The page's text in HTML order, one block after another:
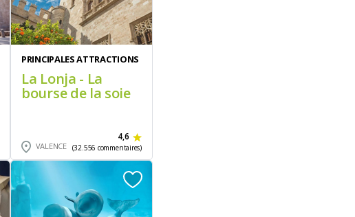
PRINCIPALES ATTRACTIONS
La Lonja - La
bourse de la soie
VALENCE
4,6
(32.556 commentaires)